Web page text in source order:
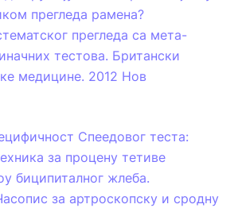
прегледа рамена?
прегледа са мета-
тестова. Британски
медицине. 2012 Нов
Спеедовог теста:
за процену тетиве
биципиталног жлеба.
за артроскопску и сродну